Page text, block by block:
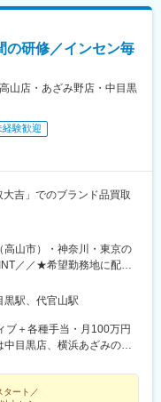
歳駅(北海道)、卸町駅(宮城
部駅、花崎駅、偕楽園駅、
川駅、善行駅、三崎口
駅、古河駅、鶴瀬駅、東
亀戸水神駅、東千葉駅、高
駅(神奈川県)、西武柳沢
駅、東富岡駅、新鹿沼
武宇都宮駅、秩父駅、小
、本蓮沼駅、相模原駅、
柏駅、明大前駅、塚原
ウン中央駅、柏駅、西小
、西葛西駅、逗子駅、宮
北真岡駅、伊勢原駅、淵野
駅、土佐山田駅、大阪空
駅、学園前駅(奈良県)、上
東伏見駅、下総中山駅、
、下高井戸駅、岩原駅、熊
央駅、西新宿五丁目駅、
江橋駅、宇都宮駅東口駅
の研修／インセン毎
山店・あざみ野店・中目黒
経験歓迎
吉」でのブランド品買取
山市）・神奈川・東京の
／／★希望勤務地に配属
ニングスタッフ募集★飯
担当は直行直帰OK（1）店
車で11分■買取大吉 高山
古ビル1階・高山駅より徒
より徒歩2分■買取大吉 中
田ビル1F・中目黒駅より
黒駅、代官山駅
＋各種手当・月100万円
目黒店、横浜あざみの店
す。※給与は経験・能力を
お持ちの方は優遇／◇月
タート／